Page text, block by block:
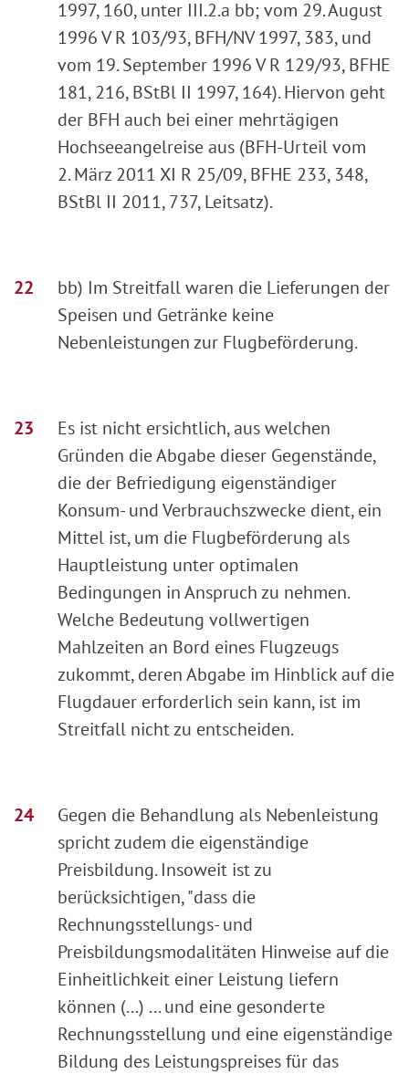
1997, 160, unter III.2.a bb; vom 29. August
1996 V R 103/93, BFH/NV 1997, 383, und
vom 19. September 1996 V R 129/93, BFHE
181, 216, BStBl II 1997, 164). Hiervon geht
der BFH auch bei einer mehrtägigen
Hochseeangelreise aus (BFH-Urteil vom
2. März 2011 XI R 25/09, BFHE 233, 348,
BStBl II 2011, 737, Leitsatz).
bb) Im Streitfall waren die Lieferungen der
Speisen und Getränke keine
Nebenleistungen zur Flugbeförderung.
Es ist nicht ersichtlich, aus welchen
Gründen die Abgabe dieser Gegenstände,
die der Befriedigung eigenständiger
Konsum- und Verbrauchszwecke dient, ein
Mittel ist, um die Flugbeförderung als
Hauptleistung unter optimalen
Bedingungen in Anspruch zu nehmen.
Welche Bedeutung vollwertigen
Mahlzeiten an Bord eines Flugzeugs
zukommt, deren Abgabe im Hinblick auf die
Flugdauer erforderlich sein kann, ist im
Streitfall nicht zu entscheiden.
Gegen die Behandlung als Nebenleistung
spricht zudem die eigenständige
Preisbildung. Insoweit ist zu
berücksichtigen, "dass die
Rechnungsstellungs- und
Preisbildungsmodalitäten Hinweise auf die
Einheitlichkeit einer Leistung liefern
können (...) ... und eine gesonderte
Rechnungsstellung und eine eigenständige
Bildung des Leistungspreises für das